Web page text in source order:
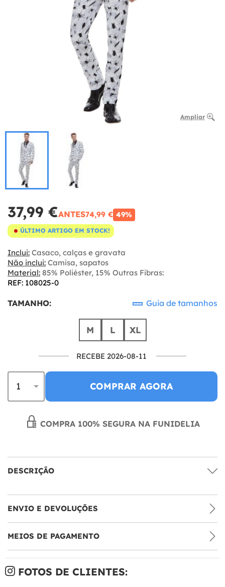
Ampliar
37,99 €ANTES74,99 € 49%
ÚLTIMO ARTIGO EM STOCK!
Inclui: Casaco, calças e gravata
Não inclui: Camisa, sapatos
Material: 85% Poliéster, 15% Outras Fibras:
REF: 108025-0
TAMANHO: Guia de tamanhos
M L XL
RECEBE 2026-08-11
COMPRAR AGORA
COMPRA 100% SEGURA NA FUNIDELIA
DESCRIÇÃO
ENVIO E DEVOLUÇÕES
MEIOS DE PAGAMENTO
FOTOS DE CLIENTES: